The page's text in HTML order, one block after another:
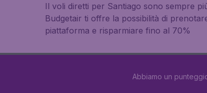
Il voli diretti per Santiago sono sempre
Budgetair ti offre la possibilità di
piattaforma e risparmiare fino al 70%
Abbiamo un